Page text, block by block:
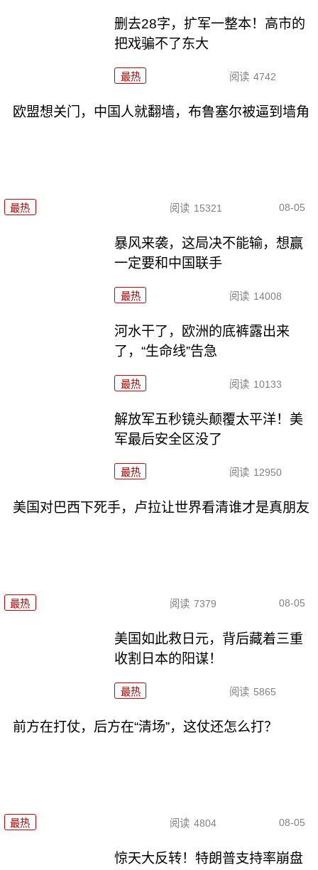
删去28字，扩军一整本！高市的
把戏骗不了东大
最热 阅读 4742
欧盟想关门，中国人就翻墙，布鲁塞尔被逼到墙角
最热 阅读 15321 08-05
暴风来袭，这局决不能输，想赢
一定要和中国联手
最热 阅读 14008
河水干了，欧洲的底裤露出来
了，“生命线”告急
最热 阅读 10133
解放军五秒镜头颠覆太平洋！美
军最后安全区没了
最热 阅读 12950
美国对巴西下死手，卢拉让世界看清谁才是真朋友
最热 阅读 7379 08-05
美国如此救日元，背后藏着三重
收割日本的阳谋！
最热 阅读 5865
前方在打仗，后方在“清场”，这仗还怎么打？
最热 阅读 4804 08-05
惊天大反转！特朗普支持率崩盘